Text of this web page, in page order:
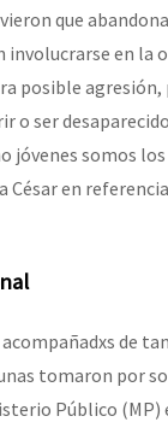
que
involucrarse en la
posible agresión,
o ser
jóvenes somos
César en
de
tomaron por
Público (MP)